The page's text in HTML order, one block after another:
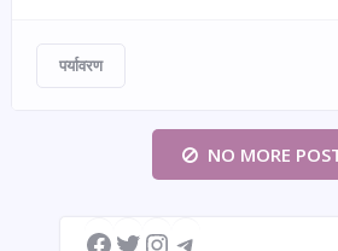
पर्यावरण
NO MORE
Facebook
TwitterInstagram